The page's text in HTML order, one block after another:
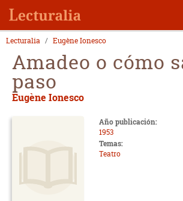
Lecturalia Eugène Ionesco
Amadeo o cómo
paso
Eugène Ionesco
Año publicación:
1953
Temas:
Teatro